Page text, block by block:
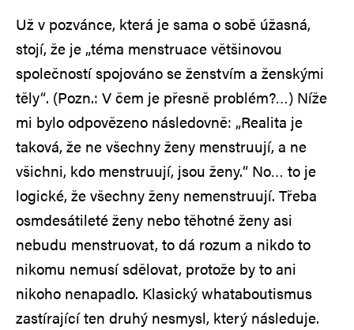
Už v pozvánce, která je sama o sobě úžasná,
stojí, že je „téma menstruace většinovou
společností spojováno se ženstvím a ženskými
těly“. (Pozn.: V čem je přesně problém?…) Níže
mi bylo odpovězeno následovně: „Realita je
taková, že ne všechny ženy menstruují, a ne
všichni, kdo menstruují, jsou ženy.“ No… to je
logické, že všechny ženy nemenstruují. Třeba
osmdesátileté ženy nebo těhotné ženy asi
nebudu menstruovat, to dá rozum a nikdo to
nikomu nemusí sdělovat, protože by to ani
nikoho nenapadlo. Klasický whataboutismus
zastírající ten druhý nesmysl, který následuje.